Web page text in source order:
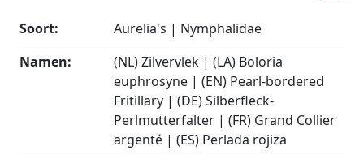
Soort:
Aurelia's | Nymphalidae
Namen:
(NL) Zilvervlek | (LA) Boloria
euphrosyne | (EN) Pearl-bordered
Fritillary | (DE) Silberfleck-
Perlmutterfalter | (FR) Grand Collier
argenté | (ES) Perlada rojiza